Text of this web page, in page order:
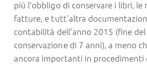
più l’obbligo di conservare i libri, le
fatture, e tutt'altra
contabilità dell'anno 2015 (fine
conservazione di 7 anni), a meno
ancora importanti in procedimenti